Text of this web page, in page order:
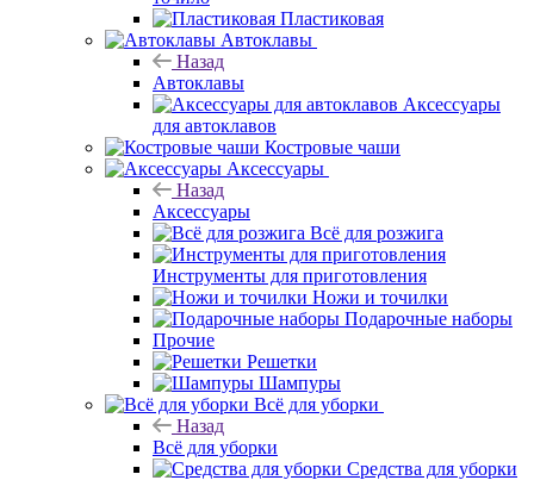
Пластиковая
Автоклавы
Назад
Автоклавы
Аксессуары
для автоклавов
Костровые чаши
Аксессуары
Назад
Аксессуары
Всё для розжига
Инструменты для приготовления
Ножи и точилки
Подарочные наборы
Прочие
Решетки
Шампуры
Всё для уборки
Назад
Всё для уборки
Средства для уборки